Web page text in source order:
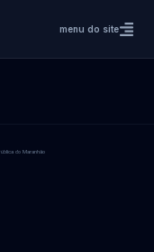
menu do site
do Maranhão